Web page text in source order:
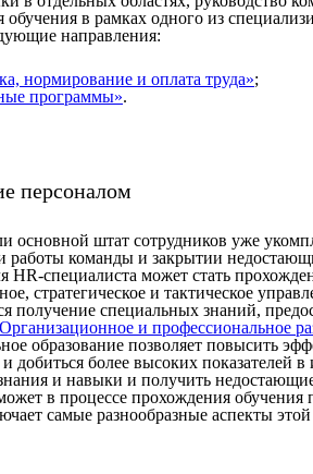
обучения в рамках одного из
направления:
нормирование и оплата труда»;
программы».
персоналом
основной штат сотрудников уже
работы команды и закрытии
HR-специалиста может стать
стратегическое и тактическое
получение специальных знаний,
и профессиональное
образование позволяет повысить
добиться более высоких показателей
и навыки и получить
в процессе прохождения обучения
самые разнообразные аспекты